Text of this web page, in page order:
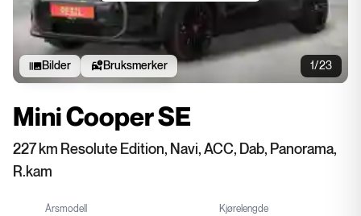
1/23
Bilder Bruksmerker
Mini Cooper SE
227 km Resolute Edition, Navi, ACC, Dab, Panorama,
R.kam
Årsmodell Kjørelengde